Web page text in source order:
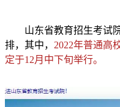
山东省教育招生考试院
排，其中， 2022年普通高
定于12月中下旬举行。